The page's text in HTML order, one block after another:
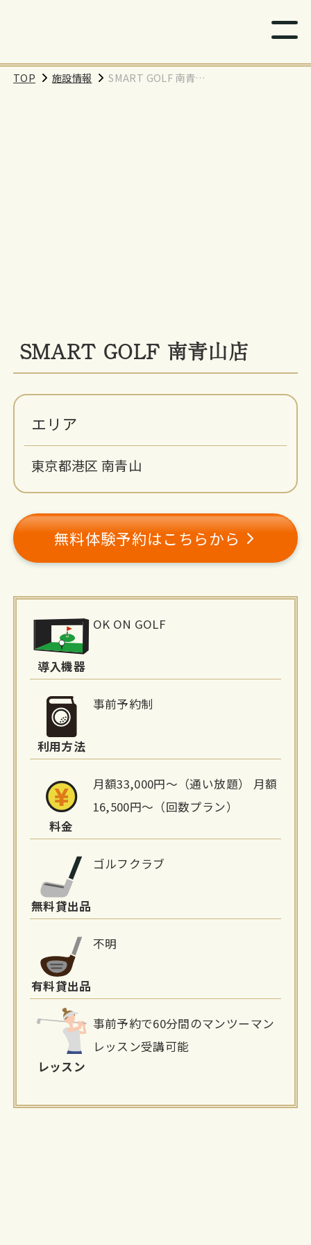
TOP 施設情報
SMART GOLF 南青山
SMART GOLF 南青山店
エリア
東京都港区 南青山
無料体験予約はこちらから
報
導入機器
OK ON GOLF
利用方法
事前予約制
料金
月額33,000円〜（通い放題） 月額
16,500円〜（回数プラン）
無料貸出品
ゴルフクラブ
有料貸出品
不明
レッスン
事前予約で60分間のマンツーマン
レッスン受講可能